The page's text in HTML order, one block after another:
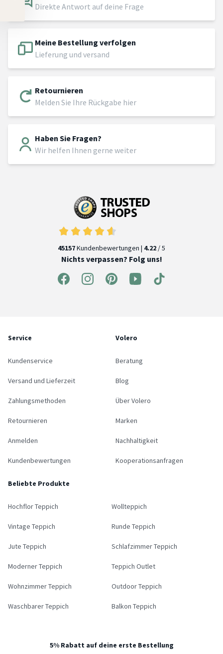
Direkte Antwort auf deine Frage
Meine Bestellung verfolgen
Lieferung und versand
Retournieren
Melden Sie Ihre Rückgabe hier
Haben Sie Fragen?
Wir helfen Ihnen gerne weiter
45157Kundenbewertungen | 4.22 / 5
Nichts verpassen? Folg uns!
Service
Kundenservice
Versand und Lieferzeit
Zahlungsmethoden
Retournieren
Anmelden
Kundenbewertungen
Volero
Beratung
Blog
Über Volero
Marken
Nachhaltigkeit
Kooperationsanfragen
Beliebte Produkte
Hochflor Teppich Wollteppich
Vintage Teppich Runde Teppich
Jute Teppich Schlafzimmer Teppich
Moderner Teppich Teppich Outlet
Wohnzimmer Teppich Outdoor Teppich
Waschbarer Teppich Balkon Teppich
5% Rabatt auf deine erste Bestellung